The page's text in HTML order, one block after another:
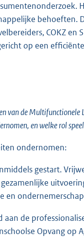
behoeften.
COKZ en
op een
van de
en welke rol
ondernomen:
gestart.
en
de
Opvang op